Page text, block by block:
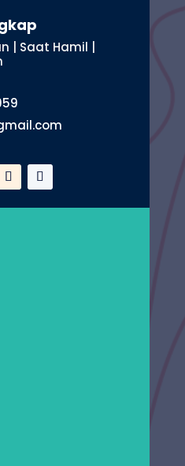
| Saat Hamil |